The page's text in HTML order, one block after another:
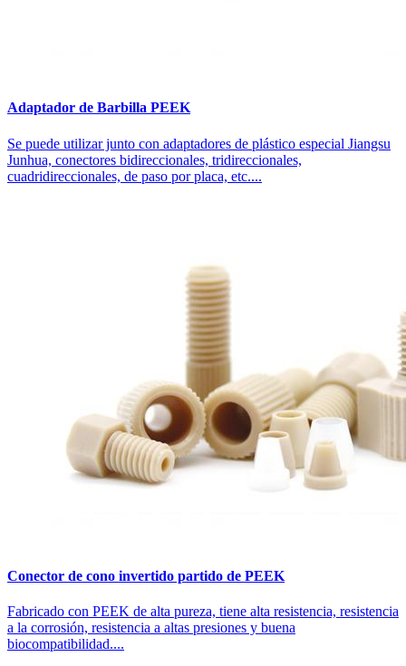
Adaptador de Barbilla PEEK
Se puede utilizar junto con adaptadores de plástico especial Jiangsu
Junhua, conectores bidireccionales, tridireccionales,
cuadridireccionales, de paso por placa, etc....
Conector de cono invertido partido de PEEK
Fabricado con PEEK de alta pureza, tiene alta resistencia, resistencia
a la corrosión, resistencia a altas presiones y buena
biocompatibilidad....